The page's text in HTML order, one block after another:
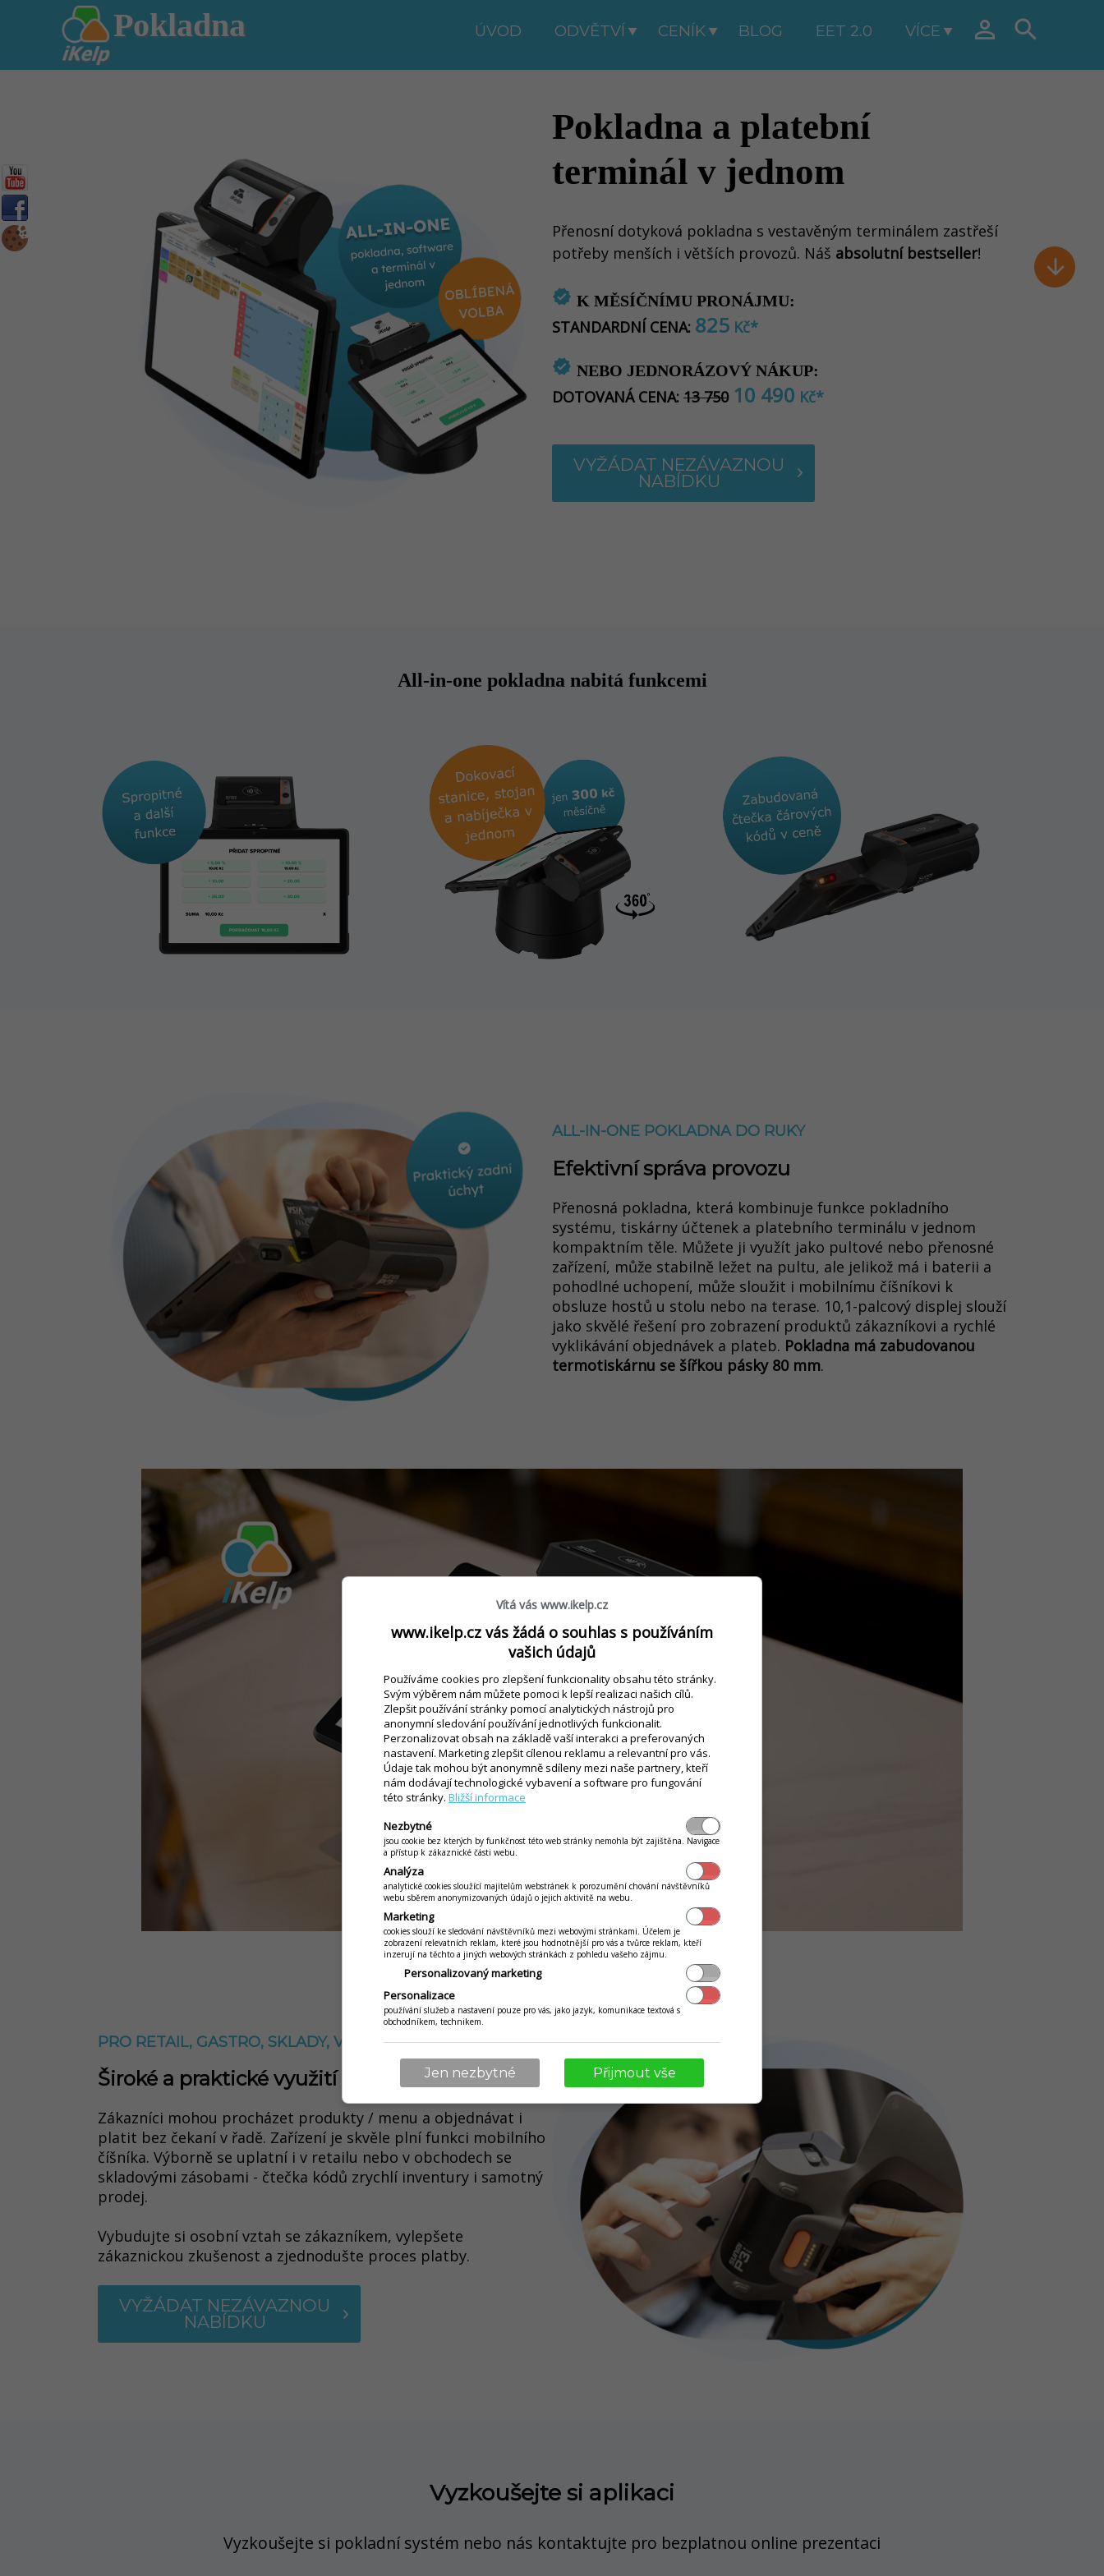
Pokladna ÚVOD ODVĚTVÍ CENÍK BLOG EET 2.0 VÍCE  

Pokladna a platební
terminál v jednom
Přenosní dotyková pokladna s vestavěným terminálem zastřeší
potřeby menších i větších provozů. Náš absolutní bestseller!
verified K MĚSÍČNÍMU PRONÁJMU:
STANDARDNÍ CENA: 825 Kč*
verified NEBO JEDNORÁZOVÝ NÁKUP:
DOTOVANÁ CENA: 13 750 10 490 Kč*
VYŽÁDAT NEZÁVAZNOU
NABÍDKU
All-in-one pokladna nabitá funkcemi
ALL-IN-ONE POKLADNA DO RUKY
Efektivní správa provozu
Přenosná pokladna, která kombinuje funkce pokladního
systému, tiskárny účtenek a platebního terminálu v jednom
kompaktním těle. Můžete ji využít jako pultové nebo přenosné
zařízení, může stabilně ležet na pultu, ale jelikož má i baterii a
pohodlné uchopení, může sloužit i mobilnímu číšníkovi k
obsluze hostů u stolu nebo na terase. 10,1-palcový displej slouží
jako skvělé řešení pro zobrazení produktů zákazníkovi a rychlé
vyklikávání objednávek a plateb. Pokladna má zabudovanou
termotiskárnu se šířkou pásky 80 mm.
PRO RETAIL, GASTRO, SKLADY, VELKOOBCHOD
Široké a praktické využití
Zákazníci mohou procházet produkty / menu a objednávat i
platit bez čekaní v řadě. Zařízení je skvěle plní funkci mobilního
číšníka. Výborně se uplatní i v retailu nebo v obchodech se
skladovými zásobami - čtečka kódů zrychlí inventury i samotný
prodej.
Vybudujte si osobní vztah se zákazníkem, vylepšete
zákaznickou zkušenost a zjednodušte proces platby.
VYŽÁDAT NEZÁVAZNOU
NABÍDKU
Vyzkoušejte si aplikaci
Vyzkoušejte si pokladní systém nebo nás kontaktujte pro bezplatnou online prezentaci
Vítá vás www.ikelp.cz
www.ikelp.cz vás žádá o souhlas s používáním
vašich údajů
Používáme cookies pro zlepšení funkcionality obsahu této stránky.
Svým výběrem nám můžete pomoci k lepší realizaci našich cílů.
Zlepšit používání stránky pomocí analytických nástrojů pro
anonymní sledování používání jednotlivých funkcionalit.
Perzonalizovat obsah na základě vaší interakci a preferovaných
nastavení. Marketing zlepšit cílenou reklamu a relevantní pro vás.
Údaje tak mohou být anonymně sdíleny mezi naše partnery, kteří
nám dodávají technologické vybavení a software pro fungování
této stránky. Bližší informace
Nezbytné
jsou cookie bez kterých by funkčnost této web stránky nemohla být zajištěna. Navigace
a přístup k zákaznické části webu.
Analýza
analytické cookies sloužící majitelům webstránek k porozumění chování návštěvníků
webu sběrem anonymizovaných údajů o jejich aktivitě na webu.
Marketing
cookies slouží ke sledování návštěvníků mezi webovými stránkami. Účelem je
zobrazení relevatních reklam, které jsou hodnotnější pro vás a tvůrce reklam, kteří
inzerují na těchto a jiných webových stránkách z pohledu vašeho zájmu.
Personalizovaný marketing
Personalizace
používání služeb a nastavení pouze pro vás, jako jazyk, komunikace textová s
obchodníkem, technikem.
Jen nezbytné Přijmout vše